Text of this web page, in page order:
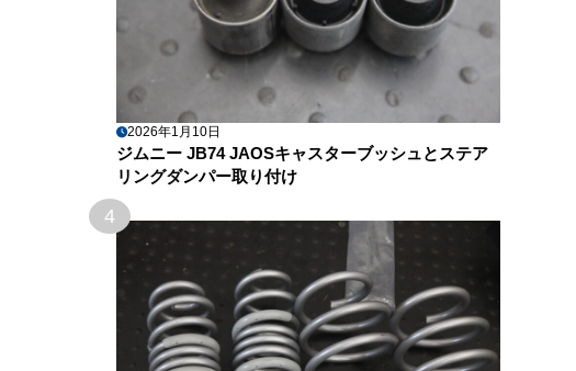
2026年1月10日
ジムニー JB74 JAOSキャスターブッシュとステア
リングダンパー取り付け
4